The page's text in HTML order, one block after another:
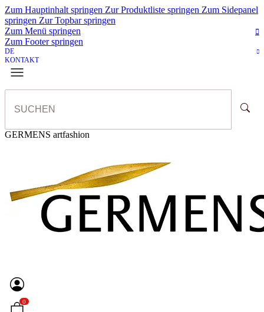
Zum Hauptinhalt springen Zur Produktliste springen Zum Sidepanel
springen Zur Topbar springen
Zum Menü springen
Zum Footer springen
DE
KONTAKT
GERMENS artfashion
0